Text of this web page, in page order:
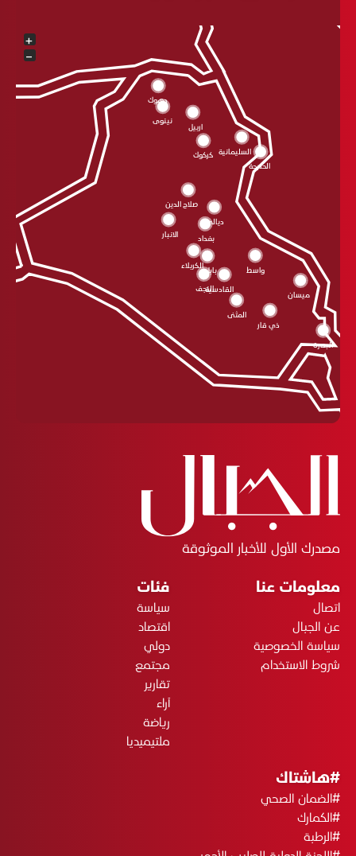
بابل
الحلبجة
السليمانية كركوك
اربيل
دهوك
نينوى
الانبار
النجف
الکربلاء
بغداد
القادسية
المثنى
ذي قار
البصرة
ميسان
واسط
ديالى
صلاح الدين
+
−
مصدرك الأول للأخبار الموثوقة
معلومات عنا
اتصال
عن الجبال
سياسة الخصوصية
شروط الاستخدام
فئات
سياسة
اقتصاد
دولي
مجتمع
تقارير
آراء
رياضة
ملتيميديا
#هاشتاك
#الضمان الصحي
#الكمارك
#الرطبة